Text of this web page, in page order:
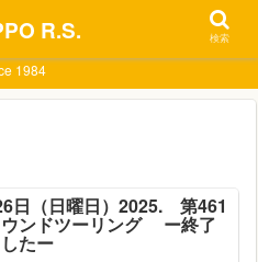
1984
日（日曜日）2025. 第461
ンドツーリング ー終了
たー
R.S. 検索